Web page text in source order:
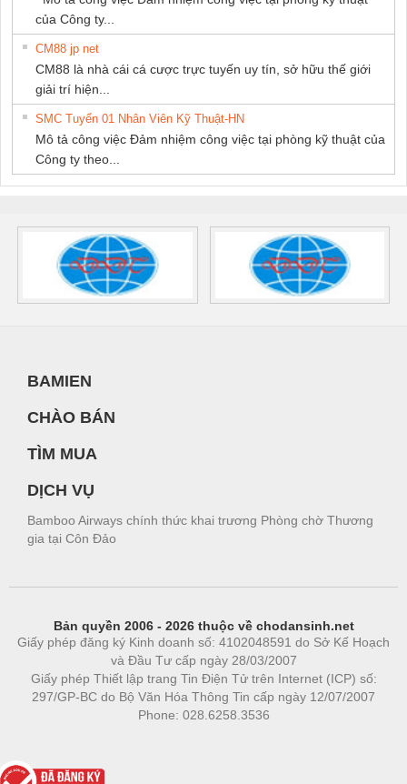
của Công ty...
CM88 jp net
CM88 là nhà cái cá cược trực tuyến uy tín, sở hữu thế giới
giải trí hiện...
SMC Tuyển 01 Nhân Viên Kỹ Thuật-HN
Mô tả công việc Đảm nhiệm công việc tại phòng kỹ thuật của
Công ty theo...
BAMIEN
CHÀO BÁN
TÌM MUA
DỊCH VỤ
Bamboo Airways chính thức khai trương Phòng chờ Thương
gia tại Côn Đảo
Bản quyền 2006 - 2026 thuộc về chodansinh.net
Giấy phép đăng ký Kinh doanh số: 4102048591 do Sở Kế Hoạch
và Đầu Tư cấp ngày 28/03/2007
Giấy phép Thiết lập trang Tin Điện Tử trên Internet (ICP) số:
297/GP-BC do Bộ Văn Hóa Thông Tin cấp ngày 12/07/2007
Phone: 028.6258.3536